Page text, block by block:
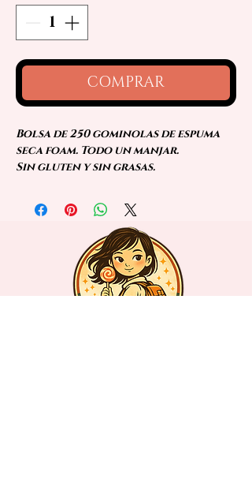
COMPRAR
Bolsa de 250 gominolas de espuma
seca foam. Todo un manjar.
Sin gluten y sin grasas.